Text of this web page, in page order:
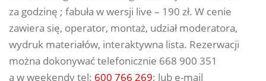
za godzinę ; fabuła w wersji live – 190 zł. W cenie
zawiera się, operator, montaż, udział moderatora,
wydruk materiałów, interaktywna lista. Rezerwacji
można dokonywać telefonicznie 668 900 351
a w weekendy tel: 600 766 269; lub e-mail